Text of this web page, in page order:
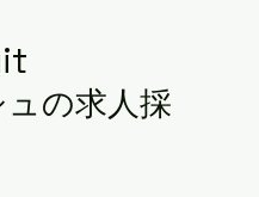
ュの求人採